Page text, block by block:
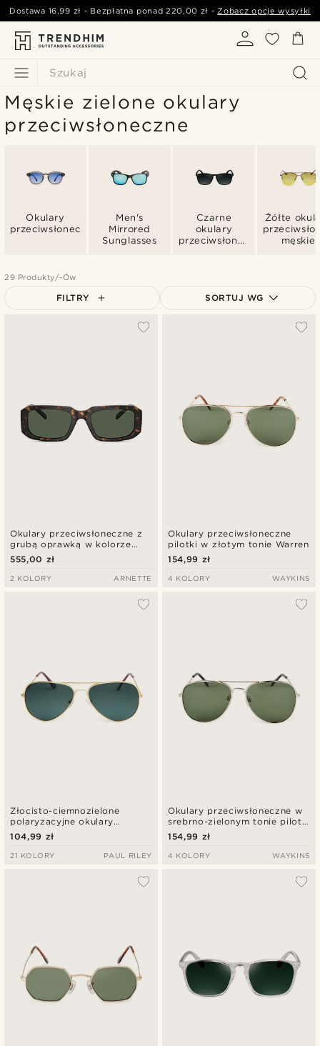
Szukaj
Dostawa 16,99 zł - Bezpłatna ponad220,00 zł -Zobacz opcje wysyłki
Męskie zielone okulary
przeciwsłoneczne
Okulary
przeciwsłoneczne
Men's
Mirrored
Sunglasses
Czarne
okulary
przeciwsłoneczne
Żółte
męskie
29 Produkty/-Ów
FILTRY SORTUJ WG
Okulary przeciwsłoneczne z
grubą oprawką w kolorze
szylkretu i sześciokątnymi
soczewkami | Arnette
0AN4318
555,00 zł
2 KOLORY ARNETTE
Okulary przeciwsłoneczne
pilotki w złotym tonie Warren
154,99 zł
4 KOLORY WAYKINS
Złocisto-ciemnozielone
polaryzacyjne okulary
przeciwsłoneczne aviator
104,99 zł
21 KOLORY PAUL RILEY
Okulary przeciwsłoneczne w
srebrno-zielonym tonie pilotki
Warren
154,99 zł
4 KOLORY WAYKINS